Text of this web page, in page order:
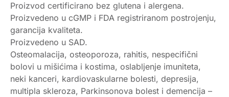
Proizvod certificirano bez glutena i alergena.
Proizvedeno u cGMP i FDA registriranom postrojenju,
garancija kvaliteta.
Proizvedeno u SAD.
Osteomalacija, osteoporoza, rahitis, nespecifični
bolovi u mišićima i kostima, oslabljenje imuniteta,
neki kanceri, kardiovaskularne bolesti, depresija,
multipla skleroza, Parkinsonova bolest i demencija –